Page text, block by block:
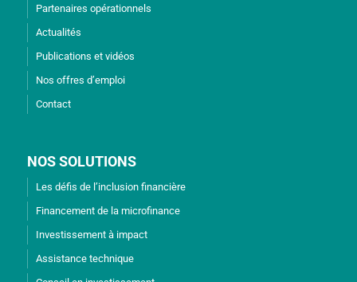
Partenaires opérationnels
Actualités
Publications et vidéos
Nos offres d’emploi
Contact
NOS SOLUTIONS
Les défis de l’inclusion financière
Financement de la microfinance
Investissement à impact
Assistance technique